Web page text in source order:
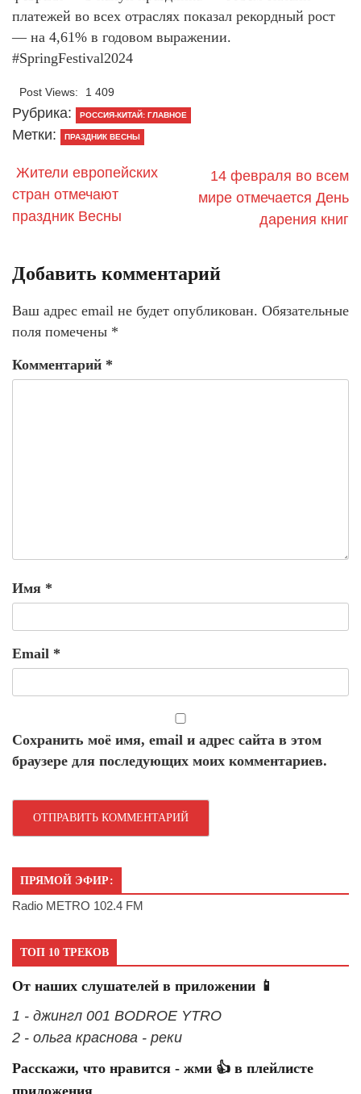
платежей во всех отраслях показал рекордный рост
— на 4,61% в годовом выражении.
#SpringFestival2024
Post Views: 1 409
Рубрика: РОССИЯ-КИТАЙ: ГЛАВНОЕ
Метки: ПРАЗДНИК ВЕСНЫ
Жители европейских
стран отмечают
праздник Весны
14 февраля во всем
мире отмечается День
дарения книг
Добавить комментарий
Ваш адрес email не будет опубликован. Обязательные
поля помечены *
Комментарий *
Имя *
Email *
Сохранить моё имя, email и адрес сайта в этом
браузере для последующих моих комментариев.
ПРЯМОЙ ЭФИР:
Radio METRO 102.4 FM
ТОП 10 ТРЕКОВ
От наших слушателей в приложении 📱
1 - джингл 001 BODROE YTRO
2 - ольга краснова - реки
Расскажи, что нравится - жми 👍 в плейлисте